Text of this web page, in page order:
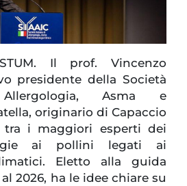
Il prof. Vincenzo
presidente della Società
Asma e
originario di Capaccio
tra i maggiori esperti dei
ai pollini legati ai
Eletto alla guida
2026, ha le idee chiare su